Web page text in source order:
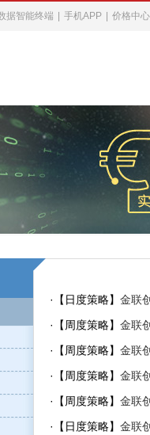
据智能终端 手机APP 价格中心
·【日度策略】 金联
·【周度策略】 金联
·【周度策略】 金联
·【周度策略】 金联
·【周度策略】 金联
·【日度策略】 金联